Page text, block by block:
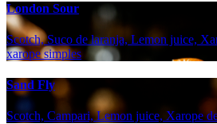
London Sour
Scotch, Suco de laranja, Lemon juice,
xarope simples
Sand Fly
Scotch, Campari, Lemon juice, Xarope